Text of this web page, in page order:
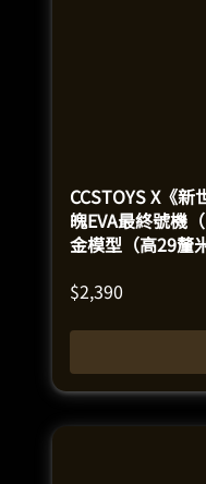
CCSTOYS X《
魄EVA最終號機
金模型（高29釐
$2,390